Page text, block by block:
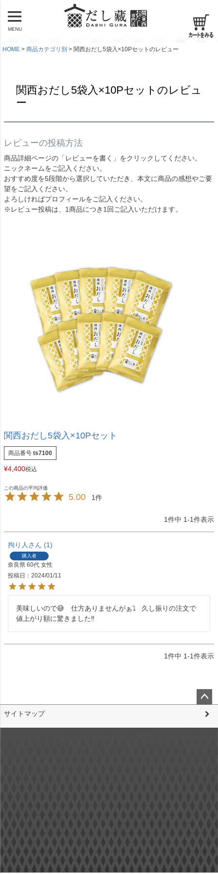
MENU
HOME 商品カテゴリ別 関西おだし5袋入×10Pセットのレビュー
関西おだし5袋入×10Pセットのレビュ
ー
レビューの投稿方法
商品詳細ページの「レビューを書く」をクリックしてください。
ニックネームをご記入ください。
おすすめ度を5段階から選択していただき、本文に商品の感想やご要
望をご記入ください。
よろしければプロフィールをご記入ください。
※レビュー投稿は、1商品につき1回ご記入いただけます。
関西おだし5袋入×10Pセット
商品番号 ts7100
¥4,400税込
5.00 1
1件中 1-1件表示
拘り人 1
購入者
奈良県 60代 女性
投稿日
2024/01/11
美味しいので😅　仕方ありませんがぁ⤵️   久し振りの注文で
値上がり額に驚きました‼️
1件中 1-1件表示
ペー
サイトマップ